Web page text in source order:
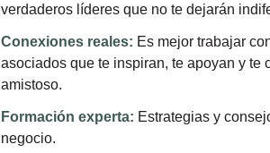
verdaderos líderes que no te dejarán
Conexiones reales: Es mejor trabajar
asociados que te inspiran, te apoyan y
amistoso.
Formación experta: Estrategias y
negocio.